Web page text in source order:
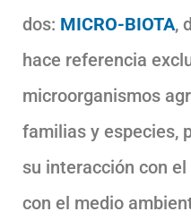
dos: MICRO-BIOTA,
hace referencia
microorganismos
familias y especies,
su interacción con
con el medio